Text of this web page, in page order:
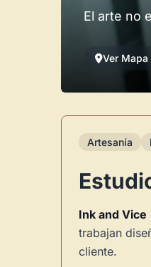
El arte no
Ver Mapa
Artesanía
Ink and Vice
trabajan
cliente.